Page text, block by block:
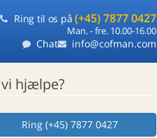
Ring til os på (+45) 7877 0427
Man. - fre. 10.00-16.00
Chat info@cofman.com
vi hjælpe?
Ring (+45) 7877 0427